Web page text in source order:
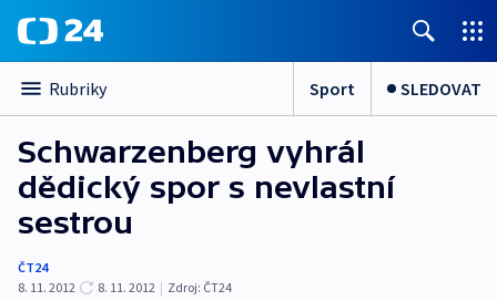
Rubriky Sport SLEDOVAT
Schwarzenberg vyhrál
dědický spor s nevlastní
sestrou
ČT24
8. 11. 2012
8. 11. 2012 | Zdroj: ČT24